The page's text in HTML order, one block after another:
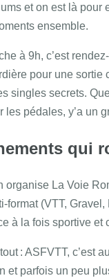
et on est là pour
ensemble.
à 9h, c’est
pour une sortie
singles secrets.
les pédales, y’a un
qui
organise La Voie
format (VTT, Gravel,
à la fois sportive et
: ASFVTT, c’est
et parfois un peu